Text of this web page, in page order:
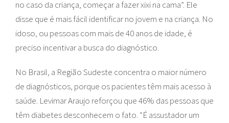
no caso da criança, começar a fazer xixi na cama”. Ele
disse que é mais fácil identificar no jovem e na criança. No
idoso, ou pessoas com mais de 40 anos de idade, é
preciso incentivar a busca do diagnóstico.
No Brasil, a Região Sudeste concentra o maior número
de diagnósticos, porque os pacientes têm mais acesso à
saúde. Levimar Araujo reforçou que 46% das pessoas que
têm diabetes desconhecem o fato. “É assustador um